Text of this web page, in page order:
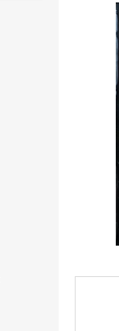
produktu
hvězdiček.